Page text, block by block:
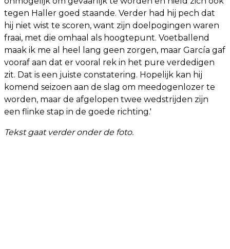
tegen Haller goed staande. Verder had hij pech dat
hij niet wist te scoren, want zijn doelpogingen waren
fraai, met die omhaal als hoogtepunt. Voetballend
maak ik me al heel lang geen zorgen, maar García gaf
vooraf aan dat er vooral rek in het pure verdedigen
zit. Dat is een juiste constatering. Hopelijk kan hij
komend seizoen aan de slag om meedogenlozer te
worden, maar de afgelopen twee wedstrijden zijn
een flinke stap in de goede richting.'
Tekst gaat verder onder de foto.